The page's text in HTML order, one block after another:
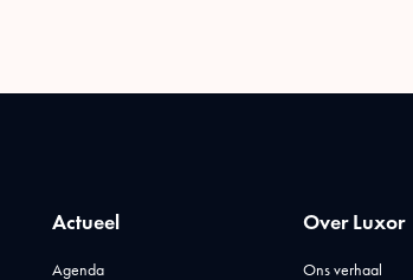
Actueel
Agenda
Over Luxor
Ons verhaal